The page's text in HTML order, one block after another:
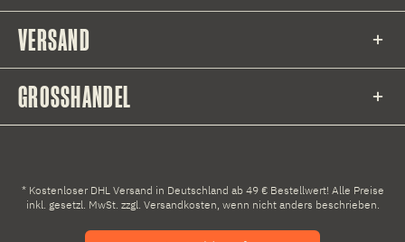
VERSAND
GROSSHANDEL
* Kostenloser DHL Versand in Deutschland ab 49 € Bestellwert! Alle Preise
inkl. gesetzl. MwSt. zzgl. Versandkosten, wenn nicht anders beschrieben.